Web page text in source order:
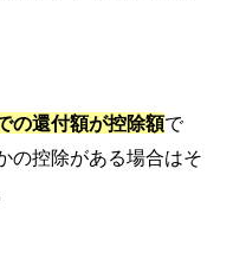
の還付額が控除額で
の控除がある場合はそ